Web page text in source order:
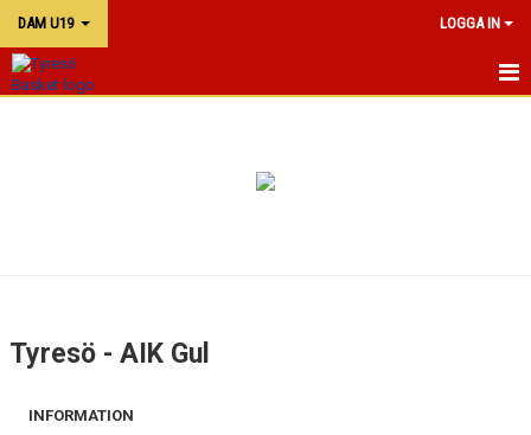
DAM U19 LOGGA IN
Tyresö - AIK Gul
INFORMATION